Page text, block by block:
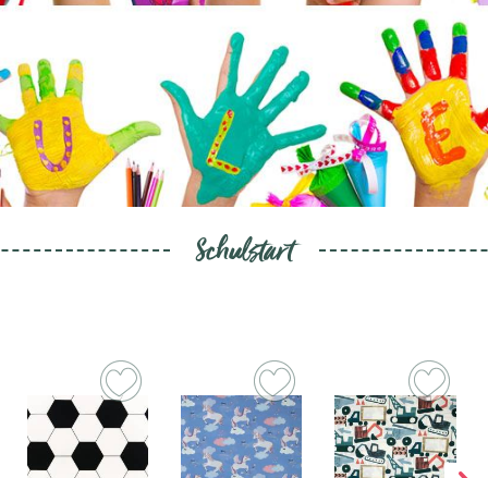
Schulstart